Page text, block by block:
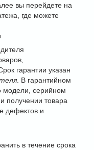
вы перейдете на
где можете
гарантии указан
. В гарантийном
модели, серийном
получении товара
дефектов и
в течение срока